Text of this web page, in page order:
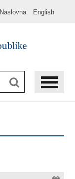
Naslovna English